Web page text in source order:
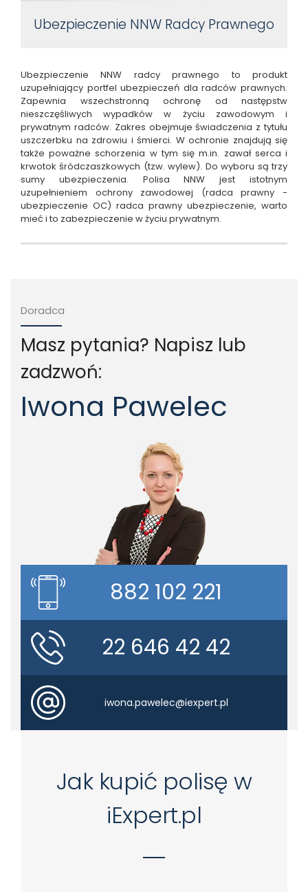
Ubezpieczenie NNW Radcy Prawnego
Ubezpieczenie NNW radcy prawnego to produkt
uzupełniający portfel ubezpieczeń dla radców prawnych.
Zapewnia wszechstronną ochronę od następstw
nieszczęśliwych wypadków w życiu zawodowym i
prywatnym radców. Zakres obejmuje świadczenia z tytułu
uszczerbku na zdrowiu i śmierci. W ochronie znajdują się
także poważne schorzenia w tym się m.in. zawał serca i
krwotok śródczaszkowych (tzw. wylew). Do wyboru są trzy
sumy ubezpieczenia. Polisa NNW jest istotnym
uzupełnieniem ochrony zawodowej (radca prawny -
ubezpieczenie OC) radca prawny ubezpieczenie, warto
mieć i to zabezpieczenie w życiu prywatnym.
Doradca
Masz pytania? Napisz lub
zadzwoń:
Iwona Pawelec
882 102 221
22 646 42 42
iwona.pawelec@iexpert.pl
Jak kupić polisę w
iExpert.pl